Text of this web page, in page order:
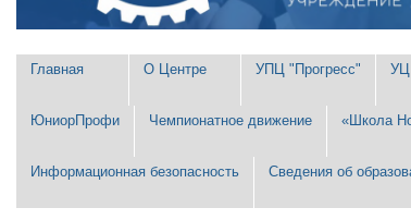
Разделы
Главная О Центре УПЦ "Прогресс" УЦ
ЮниорПрофи Чемпионатное движение «Школа
Информационная безопасность Сведения об